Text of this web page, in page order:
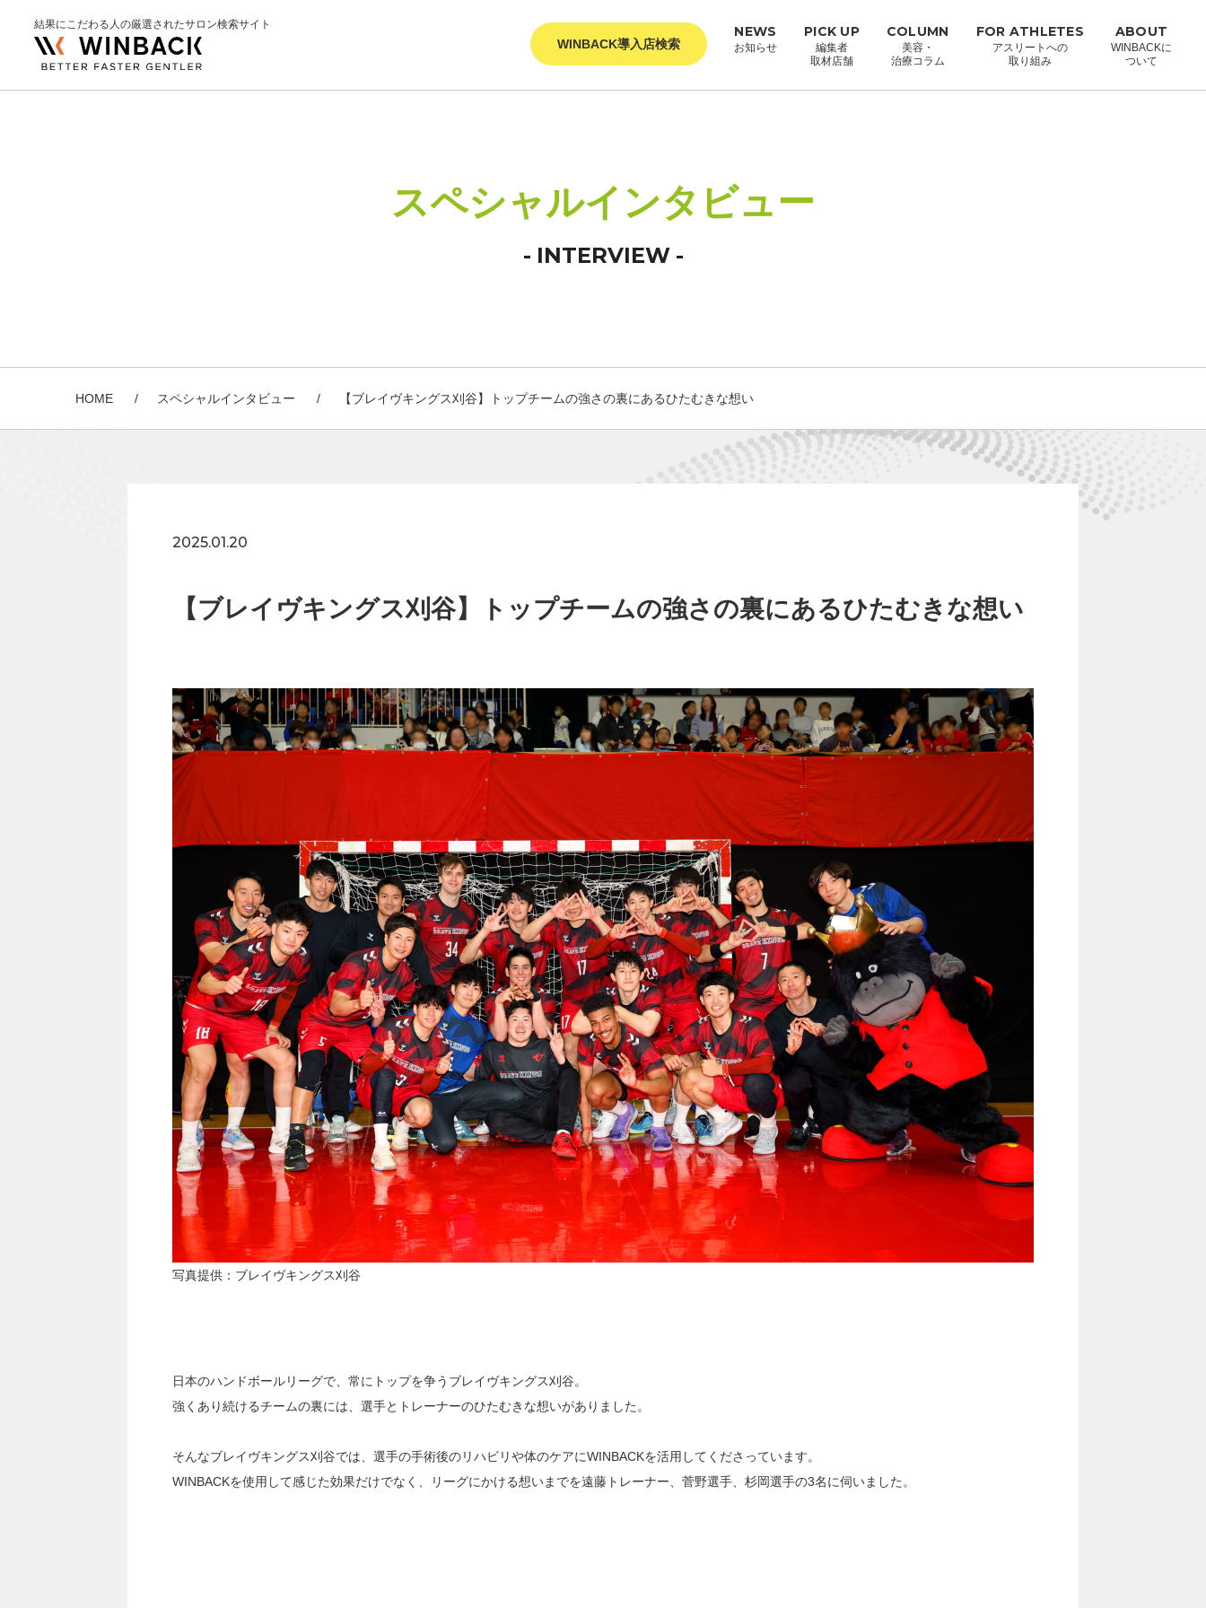
結果にこだわる人の厳選されたサロン検索サイト NEWS
お知らせ
PICK UP
編集者
取材店舗
COLUMN
美容・
治療コラム
FOR ATHLETES
アスリートへの
取り組み
ABOUT
WINBACKに
ついて
WINBACK導入店検索
スペシャルインタビュー
INTERVIEW
HOME スペシャルインタビュー 【ブレイヴキングス刈谷】トップチームの強さの裏にあるひたむきな想い
2025.01.20
【ブレイヴキングス刈谷】トップチームの強さの裏にあるひたむきな想い
写真提供：ブレイヴキングス刈谷
日本のハンドボールリーグで、常にトップを争うブレイヴキングス刈谷。
強くあり続けるチームの裏には、選手とトレーナーのひたむきな想いがありました。
そんなブレイヴキングス刈谷では、選手の手術後のリハビリや体のケアにWINBACKを活用してくださっています。
WINBACKを使用して感じた効果だけでなく、リーグにかける想いまでを遠藤トレーナー、菅野選手、杉岡選手の3名に伺いました。